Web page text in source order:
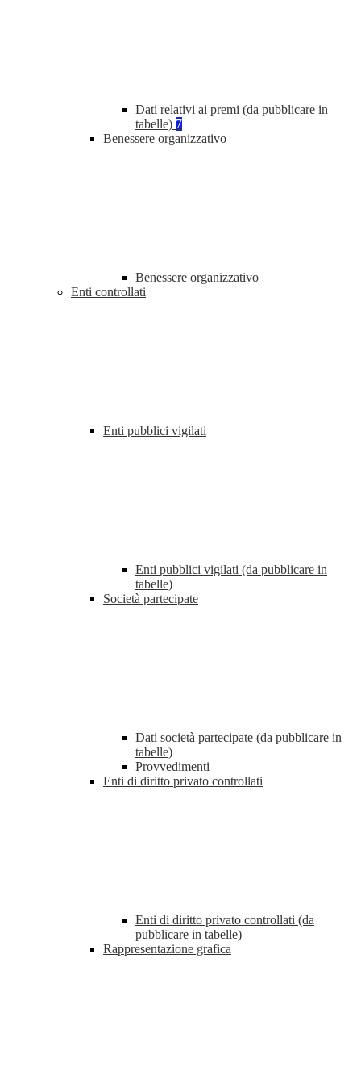
Dati relativi ai premi (da pubblicare in
tabelle) 7
Benessere organizzativo
Benessere organizzativo
Enti controllati
Enti pubblici vigilati
Enti pubblici vigilati (da pubblicare in
tabelle)
Società partecipate
Dati società partecipate (da pubblicare in
tabelle)
Provvedimenti
Enti di diritto privato controllati
Enti di diritto privato controllati (da
pubblicare in tabelle)
Rappresentazione grafica